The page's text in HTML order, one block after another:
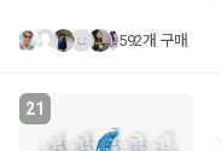
592개 구매
21